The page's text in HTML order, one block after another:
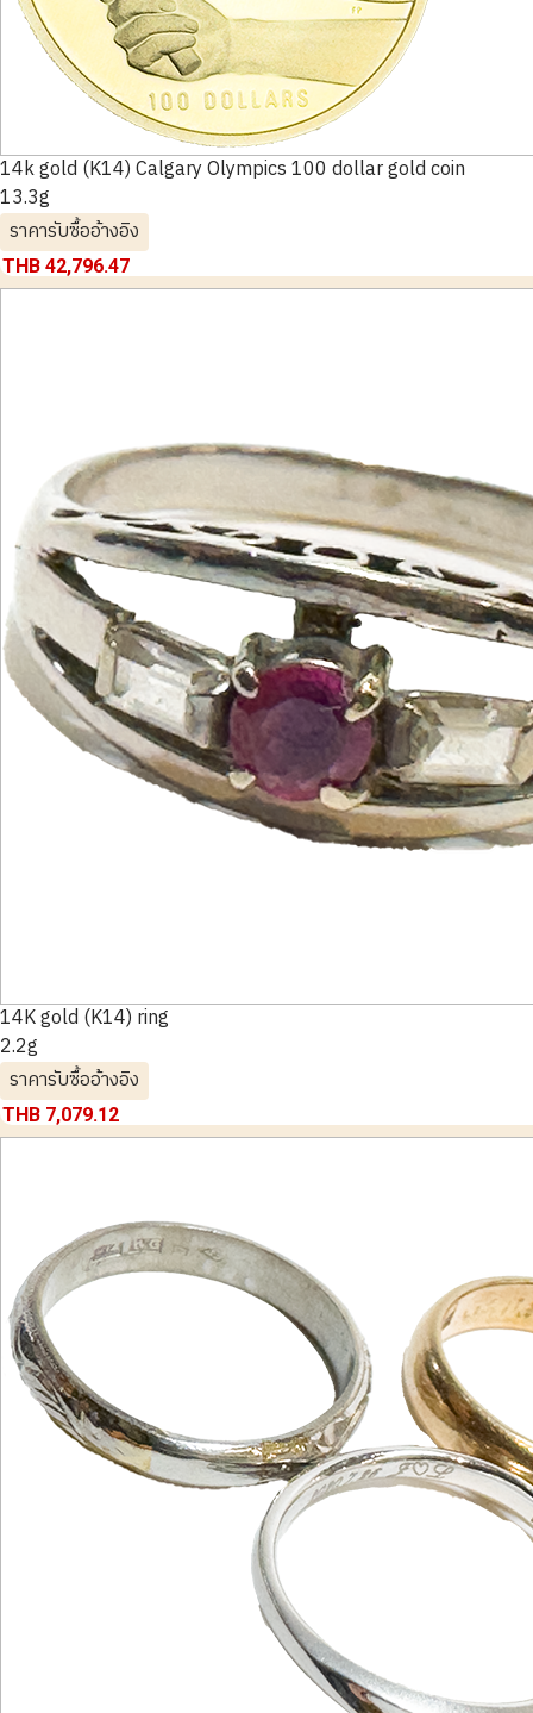
14k gold (K14) Calgary Olympics 100 dollar gold coin
13.3g
ราคารับซื้ออ้างอิง
THB 42,796.47
14K gold (K14) ring
2.2g
ราคารับซื้ออ้างอิง
THB 7,079.12